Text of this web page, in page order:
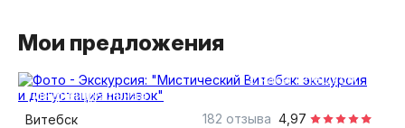
Мои предложения
2 часа
пешком
индивидуальная
Витебск
4,97
182 отзыва